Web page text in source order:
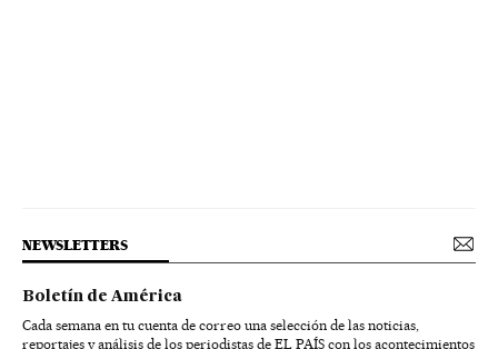
NEWSLETTERS
Boletín de América
Cada semana en tu cuenta de correo una selección de las noticias,
reportajes y análisis de los periodistas de EL PAÍS con los acontecimientos